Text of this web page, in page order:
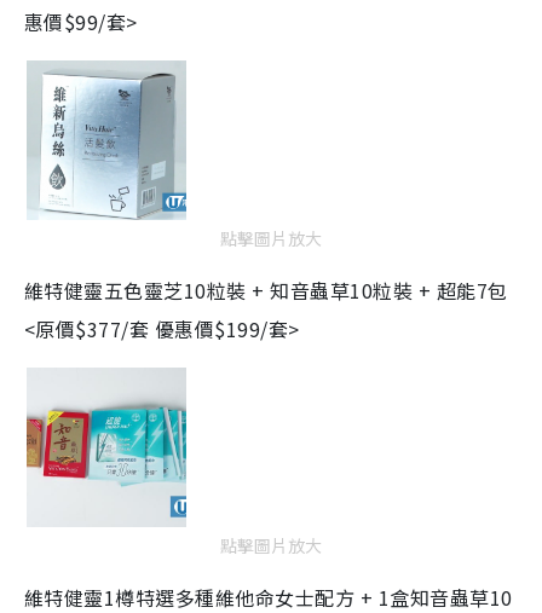
惠價$99/套>
點擊圖片放大
維特健靈五色靈芝10粒裝 +知音蟲草10粒裝 + 超能7包
<原價$377/套 優惠價$199/套>
點擊圖片放大
維特健靈1樽特選多種維他命女士配方 + 1盒知音蟲草10